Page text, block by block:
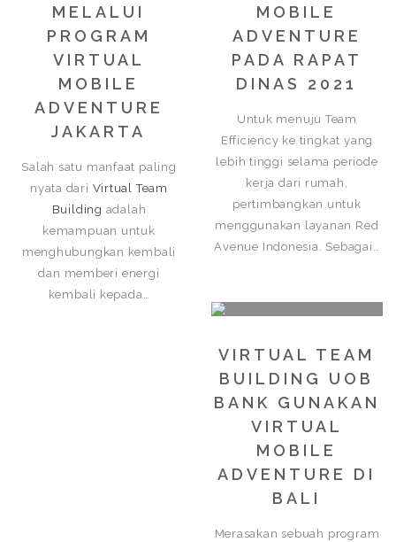
MELALUI
PROGRAM
VIRTUAL
MOBILE
ADVENTURE
JAKARTA
Salah satu manfaat paling
nyata dari Virtual Team
Building adalah
kemampuan untuk
menghubungkan kembali
dan memberi energi
kembali kepada…
MOBILE
ADVENTURE
PADA RAPAT
DINAS 2021
Untuk menuju Team
Efficiency ke tingkat yang
lebih tinggi selama periode
kerja dari rumah,
pertimbangkan untuk
menggunakan layanan Red
Avenue Indonesia. Sebagai…
VIRTUAL TEAM
BUILDING UOB
BANK GUNAKAN
VIRTUAL
MOBILE
ADVENTURE DI
BALI
Merasakan sebuah program